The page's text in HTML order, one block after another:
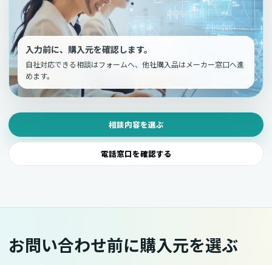
相談内容を選ぶ
電話窓口を確認する
入力前に、購入元を確認します。
自社対応できる相談はフォームへ、他社購入品はメーカー窓口へ進
めます。
お問い合わせ前に購入元を選ぶ